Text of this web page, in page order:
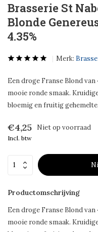
Brasserie St
Blonde
4.35%
Merk:
Een droge Franse Blond
mooie ronde smaak.
bloemig en fruitig gehemelte.
€4,25 Niet op voorraad
Incl. btw
Productomschrijving
Een droge Franse Blond
mooie ronde smaak.